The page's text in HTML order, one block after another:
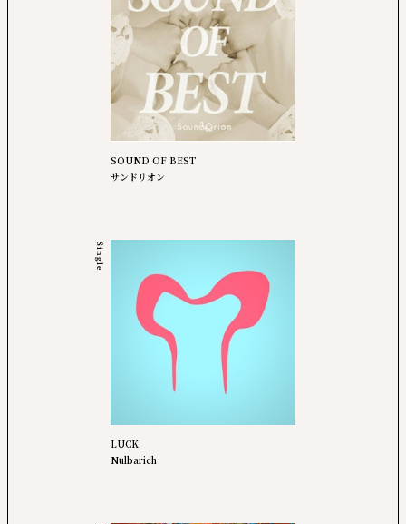
SOUND OF BEST
サンドリオン
LUCK
Nulbarich
Single